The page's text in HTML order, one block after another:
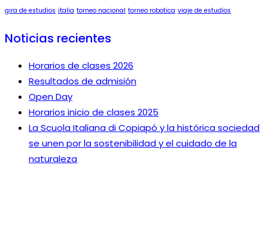
gira de estudios italia torneo nacional torneo robotica viaje de estudios
Noticias recientes
Horarios de clases 2026
Resultados de admisión
Open Day
Horarios inicio de clases 2025
La Scuola Italiana di Copiapó y la histórica sociedad
se unen por la sostenibilidad y el cuidado de la
naturaleza